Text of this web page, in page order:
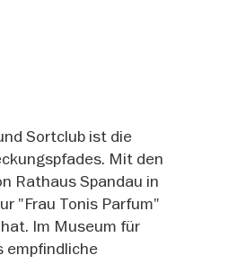
Sortclub ist die
Mit den
Rathaus Spandau in
"Frau Tonis Parfum"
Im Museum für
empfindliche